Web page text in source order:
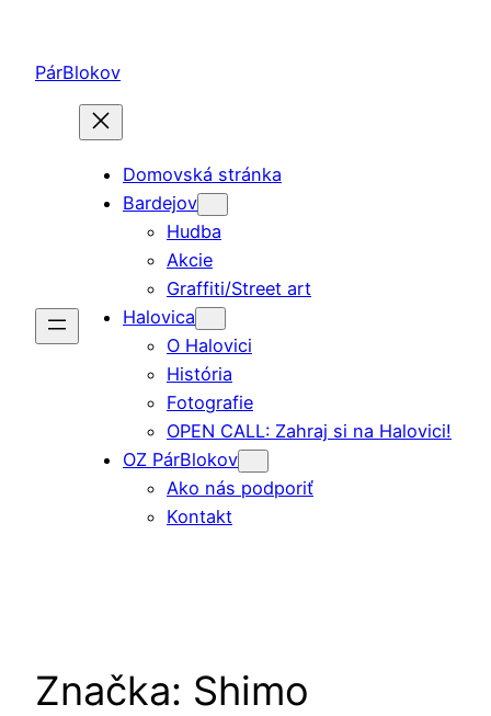
obsah
PárBlokov
Domovská stránka
Bardejov
Hudba
Akcie
Graffiti/Street art
Halovica
O Halovici
História
Fotografie
OPEN CALL: Zahraj si na Halovici!
OZ PárBlokov
Ako nás podporiť
Kontakt
Značka: Shimo